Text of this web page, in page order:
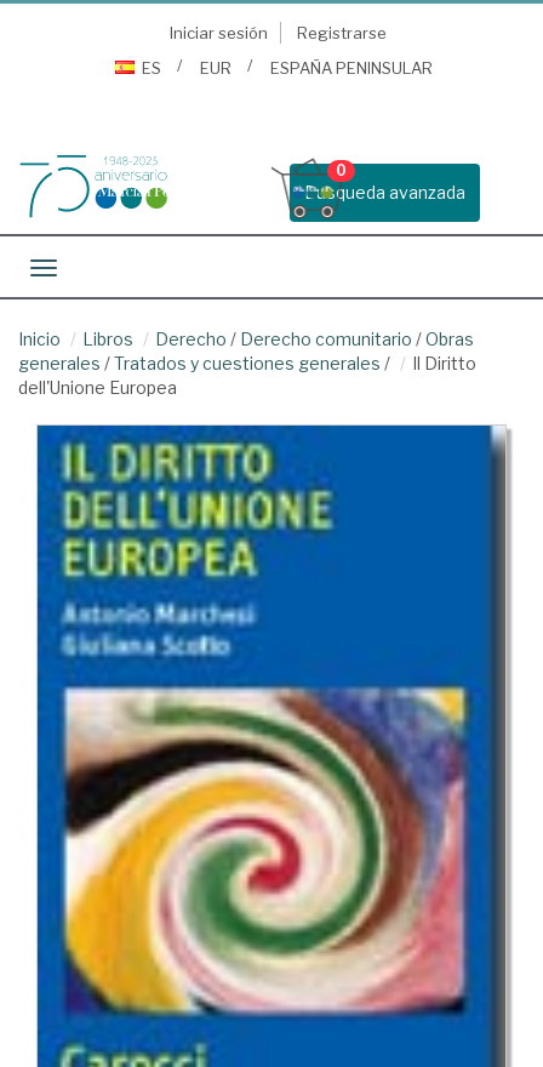
Iniciar sesión
Registrarse
ES
EUR ESPAÑA PENINSULAR
Busqueda avanzada
0
Toggle navigation
Inicio Libros Derecho / Derecho comunitario /Obras
generales /Tratados y cuestiones generales /
Il Diritto
dell'Unione Europea